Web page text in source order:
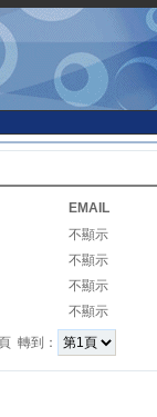
EMAIL
不顯示
不顯示
不顯示
不顯示
轉到：